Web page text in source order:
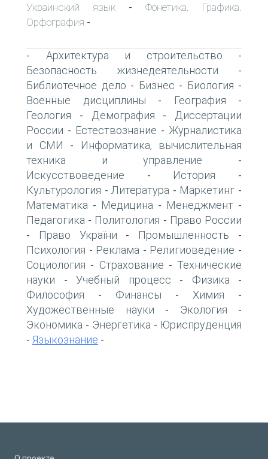
Украинский язык - Фонетика. Графика.
Орфография -
- Архитектура и строительство -
Безопасность жизнедеятельности -
Библиотечное дело - Бизнес - Биология -
Военные дисциплины - География -
Геология - Демография -
Диссертации
России - Естествознание - Журналистика
и СМИ -
Информатика, вычислительная
техника и управление -
Искусствоведение - История -
Культурология - Литература - Маркетинг -
Математика - Медицина - Менеджмент -
Педагогика - Политология - Право России
- Право України - Промышленность -
Психология - Реклама - Религиоведение -
Социология - Страхование - Технические
науки - Учебный процесс - Физика -
Философия - Финансы - Химия -
Художественные науки - Экология -
Экономика - Энергетика - Юриспруденция
- Языкознание -